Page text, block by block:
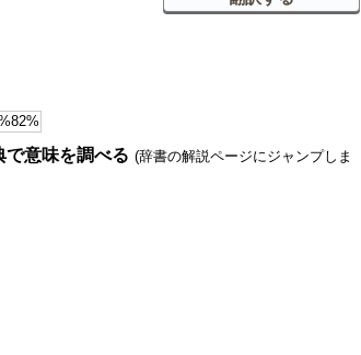
で意味を調べる (辞書の解説ページにジャンプしま